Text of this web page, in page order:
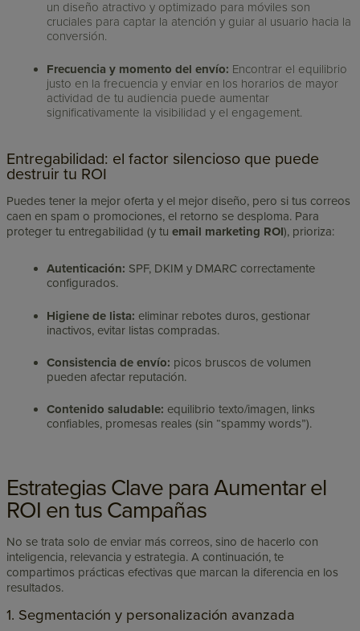
un diseño atractivo y optimizado para móviles son
cruciales para captar la atención y guiar al usuario hacia la
conversión.
Frecuencia y momento del envío: Encontrar el equilibrio
justo en la frecuencia y enviar en los horarios de mayor
actividad de tu audiencia puede aumentar
significativamente la visibilidad y el engagement.
Entregabilidad: el factor silencioso que puede
destruir tu ROI
Puedes tener la mejor oferta y el mejor diseño, pero si tus correos
caen en spam o promociones, el retorno se desploma. Para
proteger tu entregabilidad (y tuemail marketing ROI), prioriza:
Autenticación: SPF, DKIM y DMARC correctamente
configurados.
Higiene de lista: eliminar rebotes duros, gestionar
inactivos, evitar listas compradas.
Consistencia de envío: picos bruscos de volumen
pueden afectar reputación.
Contenido saludable: equilibrio texto/imagen, links
confiables, promesas reales (sin “spammy words”).
Estrategias Clave para Aumentar el
ROI en tus Campañas
No se trata solo de enviar más correos, sino de hacerlo con
inteligencia, relevancia y estrategia. A continuación, te
compartimos prácticas efectivas que marcan la diferencia en los
resultados.
1. Segmentación y personalización avanzada